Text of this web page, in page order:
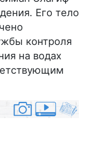
Его тело
контроля
на водах